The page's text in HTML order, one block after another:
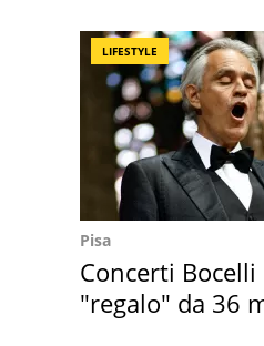
LIFESTYLE
Pisa
Concerti Bocelli
"regalo" da 36